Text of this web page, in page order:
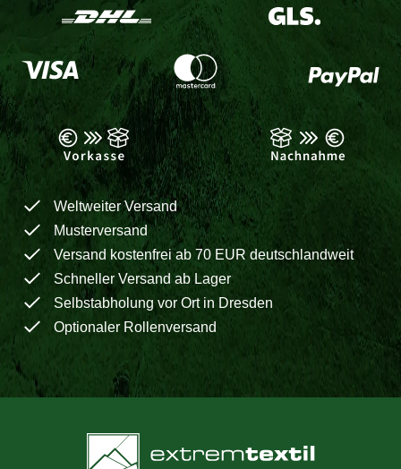
Weltweiter Versand
Musterversand
Versand kostenfrei ab 70 EUR deutschlandweit
Schneller Versand ab Lager
Selbstabholung vor Ort in Dresden
Optionaler Rollenversand